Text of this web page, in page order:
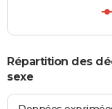
Répartition des
sexe